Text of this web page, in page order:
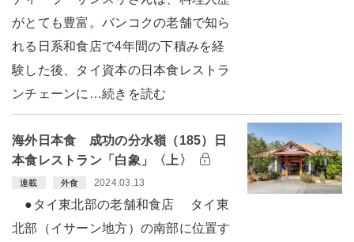
がとても豊富。バンコクの老舗で知ら
れる日系和食店で4年間の下積みを経
験した後、タイ資本の日本食レストラ
ンチェーンに…続きを読む
海外日本食 成功の分水嶺（185）日
本食レストラン「白象」〈上〉
連載 外食 2024.03.13
●タイ東北部の老舗和食店 タイ東
北部（イサーン地方）の南部に位置す